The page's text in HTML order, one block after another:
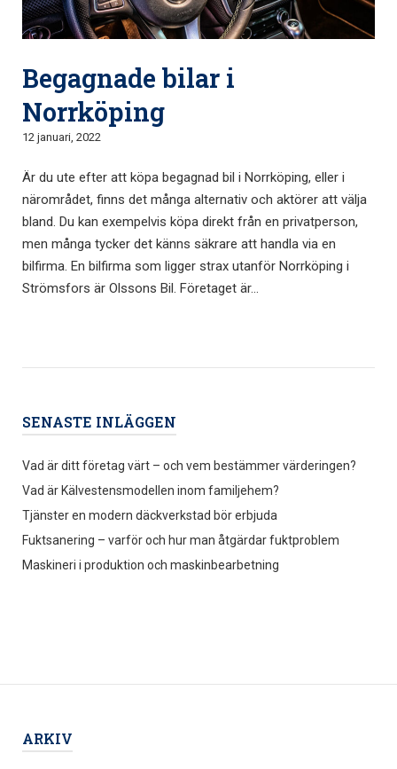
Begagnade bilar i
Norrköping
12 januari, 2022
Är du ute efter att köpa begagnad bil i Norrköping, eller i
närområdet, finns det många alternativ och aktörer att välja
bland. Du kan exempelvis köpa direkt från en privatperson,
men många tycker det känns säkrare att handla via en
bilfirma. En bilfirma som ligger strax utanför Norrköping i
Strömsfors är Olssons Bil. Företaget är...
SENASTE INLÄGGEN
Vad är ditt företag värt – och vem bestämmer värderingen?
Vad är Kälvestensmodellen inom familjehem?
Tjänster en modern däckverkstad bör erbjuda
Fuktsanering – varför och hur man åtgärdar fuktproblem
Maskineri i produktion och maskinbearbetning
ARKIV